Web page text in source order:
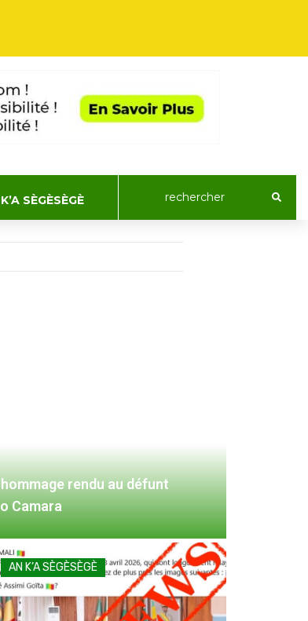
SÈGÈSÈGÈ
rendu au défunt
Camara
AN K’A SÈGÈSÈGÈ